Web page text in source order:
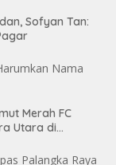
Sofyan Tan:
Merah FC
Utara di